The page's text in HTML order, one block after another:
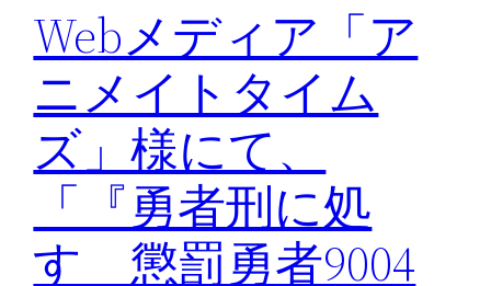
Webメディア「ア
ニメイトタイム
ズ」様にて、
「『勇者刑に処
す 懲罰勇者9004